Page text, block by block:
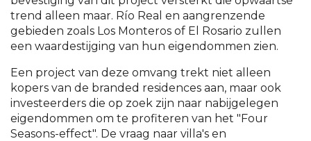
trend alleen maar. Río Real en aangrenzende
gebieden zoals Los Monteros of El Rosario zullen
een waardestijging van hun eigendommen zien.
Een project van deze omvang trekt niet alleen
kopers van de branded residences aan, maar ook
investeerders die op zoek zijn naar nabijgelegen
eigendommen om te profiteren van het "Four
Seasons-effect". De vraag naar villa's en